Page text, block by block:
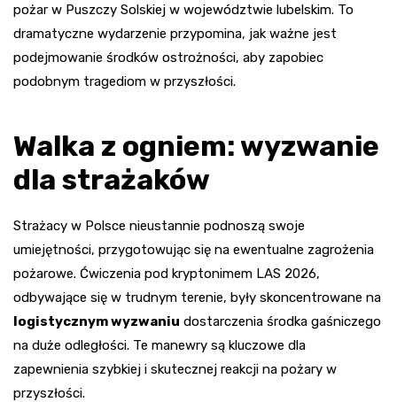
pożar w Puszczy Solskiej w województwie lubelskim. To
dramatyczne wydarzenie przypomina, jak ważne jest
podejmowanie środków ostrożności, aby zapobiec
podobnym tragediom w przyszłości.
Walka z ogniem: wyzwanie
dla strażaków
Strażacy w Polsce nieustannie podnoszą swoje
umiejętności, przygotowując się na ewentualne zagrożenia
pożarowe. Ćwiczenia pod kryptonimem LAS 2026,
odbywające się w trudnym terenie, były skoncentrowane na
logistycznym wyzwaniu dostarczenia środka gaśniczego
na duże odległości. Te manewry są kluczowe dla
zapewnienia szybkiej i skutecznej reakcji na pożary w
przyszłości.